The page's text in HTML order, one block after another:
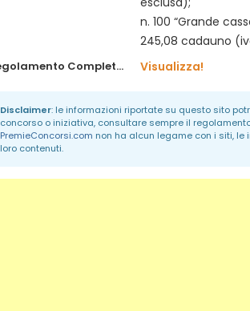
n. 100 “Grande
245,08 cadauno
Regolamento Completo: Visualizza!
Disclaimer: le informazioni riportate su questo sito
concorso o iniziativa, consultare sempre il
PremieConcorsi.com non ha alcun legame con i siti,
loro contenuti.